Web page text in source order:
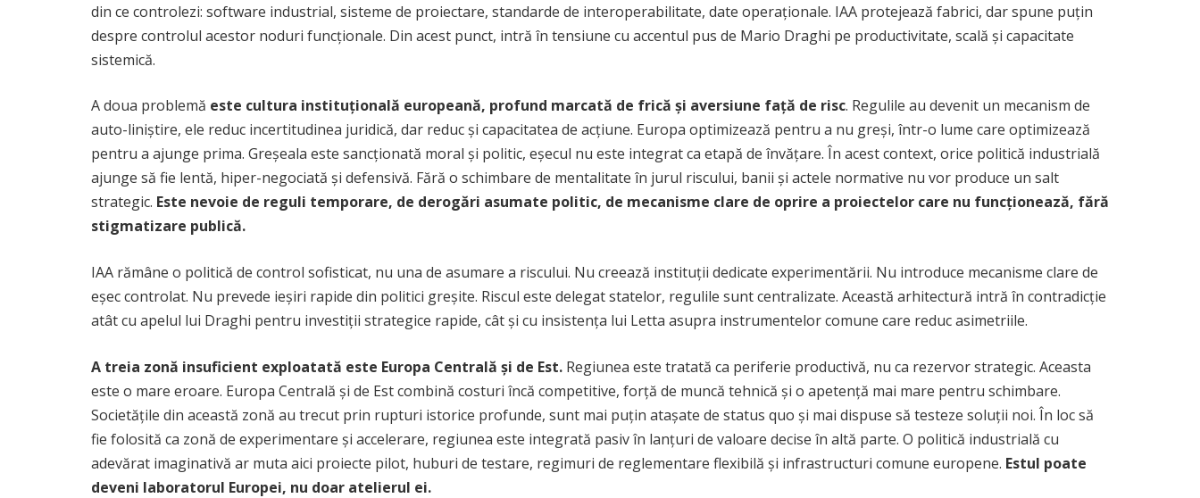
din ce controlezi: software industrial, sisteme de proiectare, standarde de interoperabilitate, date operaționale. IAA protejează fabrici, dar spune puțin
despre controlul acestor noduri funcționale. Din acest punct, intră în tensiune cu accentul pus de Mario Draghi pe productivitate, scală și capacitate
sistemică.
A doua problemă este cultura instituțională europeană, profund marcată de frică și aversiune față de risc. Regulile au devenit un mecanism de
auto-liniștire, ele reduc incertitudinea juridică, dar reduc și capacitatea de acțiune. Europa optimizează pentru a nu greși, într-o lume care optimizează
pentru a ajunge prima. Greșeala este sancționată moral și politic, eșecul nu este integrat ca etapă de învățare. În acest context, orice politică industrială
ajunge să fie lentă, hiper-negociată și defensivă. Fără o schimbare de mentalitate în jurul riscului, banii și actele normative nu vor produce un salt
strategic. Este nevoie de reguli temporare, de derogări asumate politic, de mecanisme clare de oprire a proiectelor care nu funcționează, fără
stigmatizare publică.
IAA rămâne o politică de control sofisticat, nu una de asumare a riscului. Nu creează instituții dedicate experimentării. Nu introduce mecanisme clare de
eșec controlat. Nu prevede ieșiri rapide din politici greșite. Riscul este delegat statelor, regulile sunt centralizate. Această arhitectură intră în contradicție
atât cu apelul lui Draghi pentru investiții strategice rapide, cât și cu insistența lui Letta asupra instrumentelor comune care reduc asimetriile.
A treia zonă insuficient exploatată este Europa Centrală și de Est. Regiunea este tratată ca periferie productivă, nu ca rezervor strategic. Aceasta
este o mare eroare. Europa Centrală și de Est combină costuri încă competitive, forță de muncă tehnică și o apetență mai mare pentru schimbare.
Societățile din această zonă au trecut prin rupturi istorice profunde, sunt mai puțin atașate de status quo și mai dispuse să testeze soluții noi. În loc să
fie folosită ca zonă de experimentare și accelerare, regiunea este integrată pasiv în lanțuri de valoare decise în altă parte. O politică industrială cu
adevărat imaginativă ar muta aici proiecte pilot, huburi de testare, regimuri de reglementare flexibilă și infrastructuri comune europene. Estul poate
deveni laboratorul Europei, nu doar atelierul ei.